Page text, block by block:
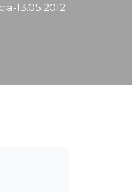
13.05.2012